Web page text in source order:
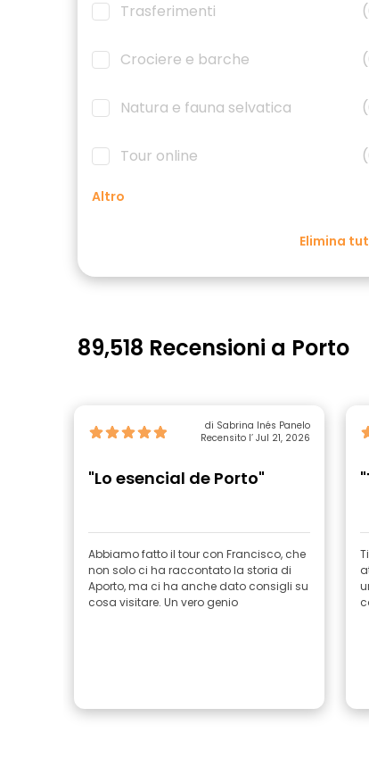
Trasferimenti
Crociere e barche
Natura e fauna selvatica
Tour online
Altro
Elimina
89,518 Recensioni a Porto
di Sabrina Inés Panelo
Recensito l’ Jul 21, 2026
"Lo esencial de Porto"
Abbiamo fatto il tour con Francisco, che
non solo ci ha raccontato la storia di
Aporto, ma ci ha anche dato consigli su
cosa visitare. Un vero genio